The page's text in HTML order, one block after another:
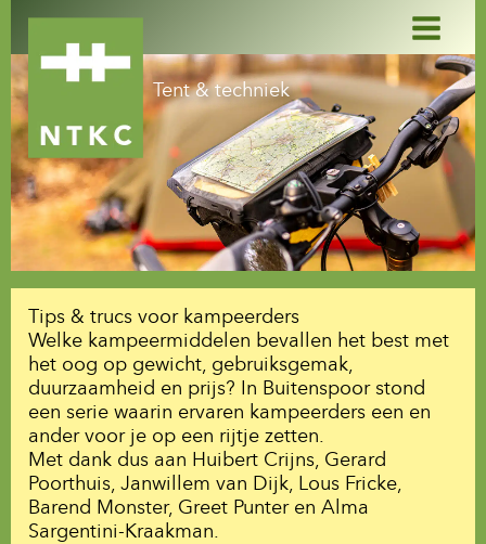
de
inhoud
Tent & techniek
Tips & trucs voor kampeerders
Welke kampeermiddelen bevallen het best met
het oog op gewicht, gebruiksgemak,
duurzaamheid en prijs? In Buitenspoor stond
een serie waarin ervaren kampeerders een en
ander voor je op een rijtje zetten.
Met dank dus aan Huibert Crijns, Gerard
Poorthuis, Janwillem van Dijk, Lous Fricke,
Barend Monster, Greet Punter en Alma
Sargentini-Kraakman.